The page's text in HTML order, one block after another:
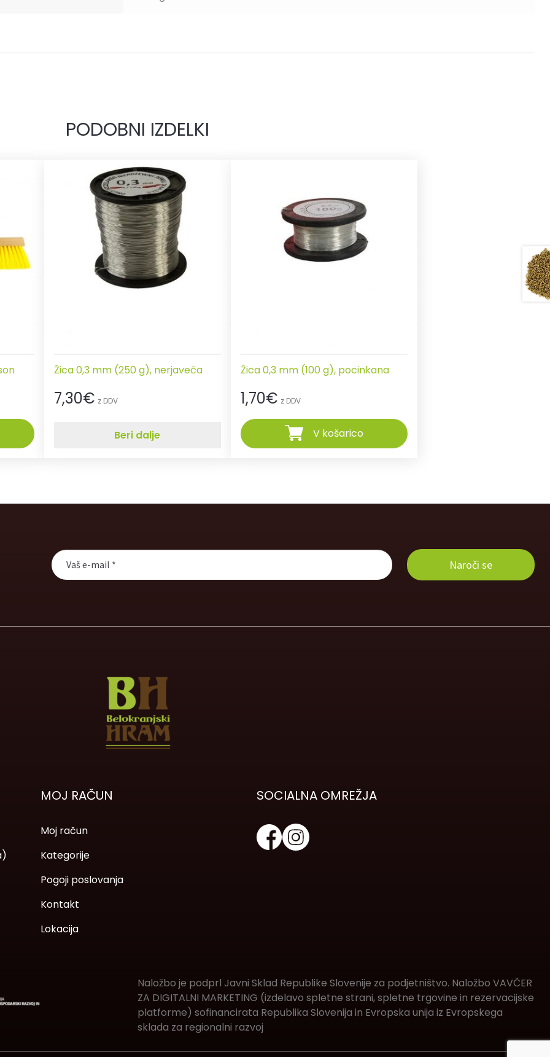
PODOBNI IZDELKI
Žica 0,3 mm (250 g), nerjaveča
7,30€ z DDV
Beri dalje
Žica 0,3 mm (100 g), pocinkana
1,70€ z DDV
V košarico
MOJ RAČUN
Moj račun
Kategorije
Pogoji poslovanja
Kontakt
Lokacija
SOCIALNA OMREŽJA
Naložbo je podprl Javni Sklad Republike Slovenije za podjetništvo. Naložbo VAVČER
ZA DIGITALNI MARKETING (izdelavo spletne strani, spletne trgovine in rezervacijske
platforme) sofinancirata Republika Slovenija in Evropska unija iz Evropskega
sklada za regionalni razvoj